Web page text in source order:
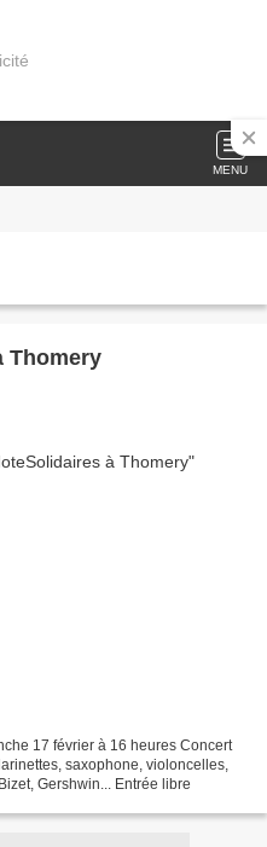
MENU
Thomery
17 février à 16 heures Concert
saxophone, violoncelles,
Gershwin... Entrée libre